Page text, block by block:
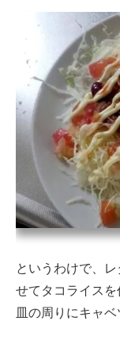
というわけで、
せてタコライスを
皿の周りにキャ